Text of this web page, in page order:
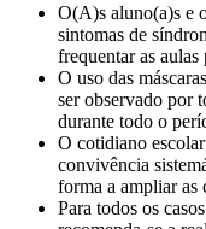
O(A)s aluno(a)s e
sintomas de
frequentar as aulas
O uso das
ser observado por
durante todo o
O cotidiano
convivência
forma a ampliar as
Para todos os